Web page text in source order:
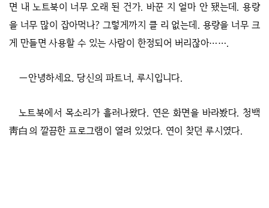
면 내 노트북이 너무 오래 된 건가. 바꾼 지 얼마 안 됐는데. 용량
을 너무 많이 잡아먹나? 그렇게까지 클 리 없는데. 용량을 너무 크
게 만들면 사용할 수 있는 사람이 한정되어 버리잖아…….
―안녕하세요. 당신의 파트너, 루시입니다.
노트북에서 목소리가 흘러나왔다. 연은 화면을 바라봤다. 청백
靑白의 깔끔한 프로그램이 열려 있었다. 연이 찾던 루시였다.